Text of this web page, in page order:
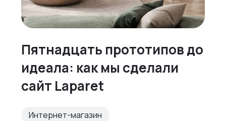
Пятнадцать прототипов до
идеала: как мы сделали
сайт Laparet
Интернет-магазин